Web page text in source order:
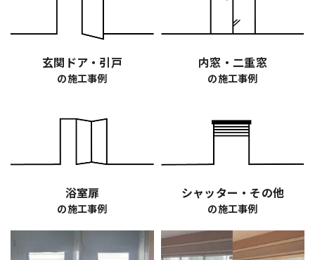
玄関ドア・引戸
の施工事例
内窓・二重窓
の施工事例
浴室扉
の施工事例
シャッター・その他
の施工事例